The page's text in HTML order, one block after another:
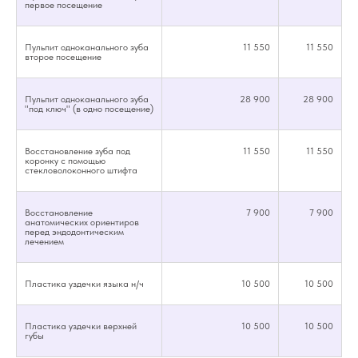
первое посещение
Пульпит одноканального зуба
второе посещение
11 550 11 550
Пульпит одноканального зуба
"под ключ" (в одно посещение)
28 900 28 900
Восстановление зуба под
коронку с помощью
стекловолоконного штифта
11 550 11 550
Восстановление
анатомических ориентиров
перед эндодонтическим
лечением
7 900 7 900
Пластика уздечки языка н/ч 10 500 10 500
Пластика уздечки верхней
губы
10 500 10 500